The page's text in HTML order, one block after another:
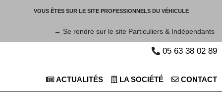
VOUS ÊTES SUR LE SITE PROFESSIONNELS DU VÉHICULE
→ Se rendre sur le site Particuliers & Indépendants
05 63 38 02 89
ACTUALITÉS LA SOCIÉTÉ CONTACT